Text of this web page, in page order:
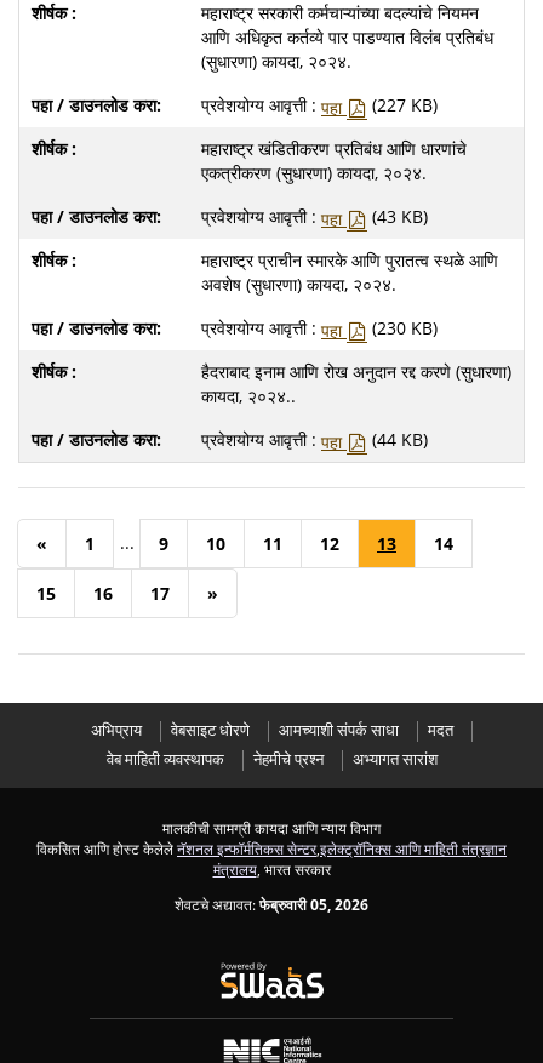
महाराष्ट्र सरकारी कर्मचाऱ्यांच्या बदल्यांचे नियमन
आणि अधिकृत कर्तव्ये पार पाडण्यात विलंब प्रतिबंध
(सुधारणा) कायदा, २०२४.
प्रवेशयोग्य आवृत्ती : पहा
(227 KB)
महाराष्ट्र खंडितीकरण प्रतिबंध आणि धारणांचे
एकत्रीकरण (सुधारणा) कायदा, २०२४.
प्रवेशयोग्य आवृत्ती : पहा
(43 KB)
महाराष्ट्र प्राचीन स्मारके आणि पुरातत्व स्थळे आणि
अवशेष (सुधारणा) कायदा, २०२४.
प्रवेशयोग्य आवृत्ती : पहा
(230 KB)
हैदराबाद इनाम आणि रोख अनुदान रद्द करणे (सुधारणा)
कायदा, २०२४..
प्रवेशयोग्य आवृत्ती : पहा (44 KB)
« 1 ... 9 10 11 12 13 14
15 16 17 »
अभिप्राय वेबसाइट धोरणे आमच्याशी संपर्क साधा
मदत
वेब माहिती व्यवस्थापक
नेहमीचे प्रश्न अभ्यागत सारांश
मालकीची सामग्री कायदा आणि न्याय विभाग
विकसित आणि होस्ट केलेलेनॅशनल इन्फॉर्मतिकस सेन्टर,इलेक्ट्रॉनिक्स आणि माहिती तंत्रज्ञान
मंत्रालय, भारत सरकार
शेवटचे अद्यावत:फेब्रुवारी 05, 2026